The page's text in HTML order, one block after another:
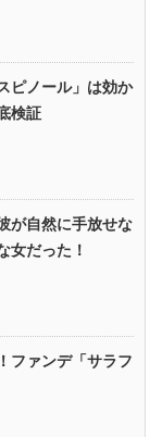
ピノール」は効か
検証
が自然に手放せな
女だった！
ファンデ「サラフ